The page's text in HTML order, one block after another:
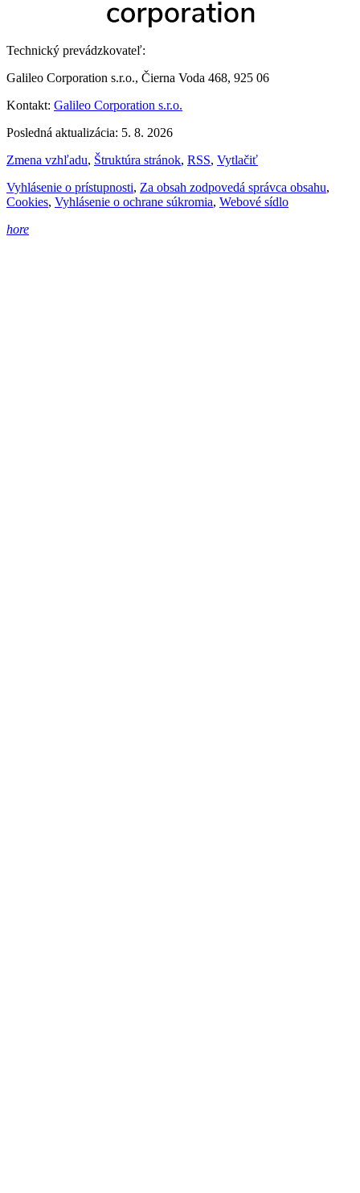
Technický prevádzkovateľ:
Galileo Corporation s.r.o., Čierna Voda 468, 925 06
Kontakt: Galileo Corporation s.r.o.
Posledná aktualizácia: 5. 8. 2026
Zmena vzhľadu, Štruktúra stránok, RSS, Vytlačiť
Vyhlásenie o prístupnosti, Za obsah zodpovedá správca obsahu,
Cookies, Vyhlásenie o ochrane súkromia, Webové sídlo
hore